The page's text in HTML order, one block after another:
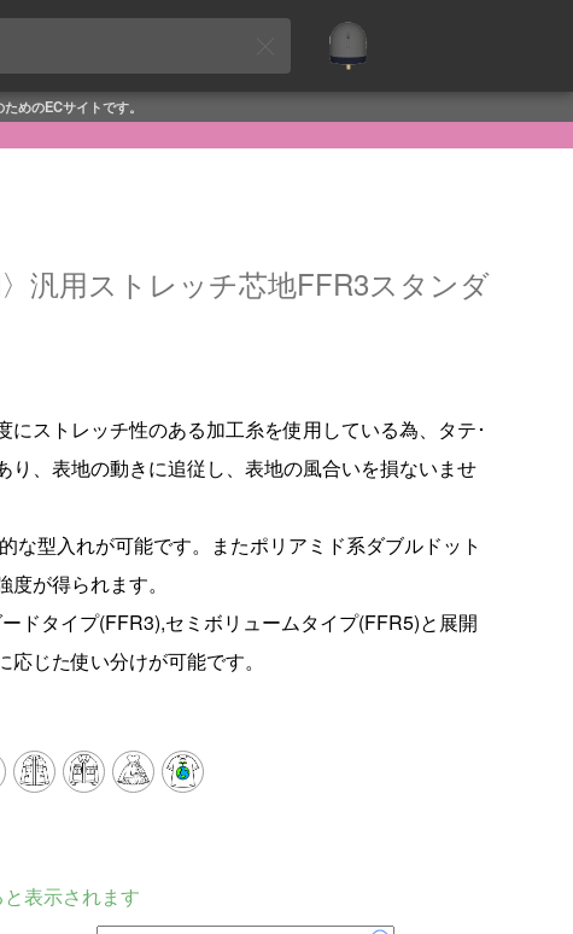
めのECサイトです。
汎用ストレッチ芯地FFR3スタンダ
にストレッチ性のある加工糸を使用している為、タテ･
り、表地の動きに追従し、表地の風合いを損ないませ
な型入れが可能です。またポリアミド系ダブルドット
が得られます。
ドタイプ(FFR3),セミボリュームタイプ(FFR5)と展開
じた使い分けが可能です。
表示されます